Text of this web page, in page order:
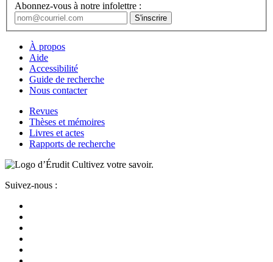
Abonnez-vous à notre infolettre :
À propos
Aide
Accessibilité
Guide de recherche
Nous contacter
Revues
Thèses et mémoires
Livres et actes
Rapports de recherche
Cultivez votre savoir.
Suivez-nous :